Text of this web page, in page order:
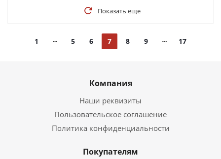
Показать еще
1 5 6 7 8 9 17
Компания
Наши реквизиты
Пользовательское соглашение
Политика конфиденциальности
Покупателям